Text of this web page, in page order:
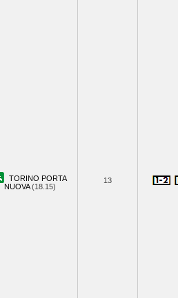
TORINO PORTA
NUOVA(18.15)
13